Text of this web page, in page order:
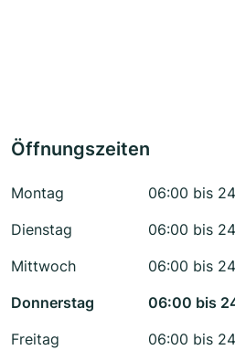
Öffnungszeiten
Montag
06:00 bis
Dienstag
06:00 bis
Mittwoch
06:00 bis
Donnerstag
06:00 bis
Freitag
06:00 bis